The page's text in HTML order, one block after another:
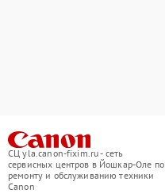
СЦ yla.canon-fixim.ru - сеть
сервисных центров в Йошкар-Оле по
ремонту и обслуживанию техники
Canon